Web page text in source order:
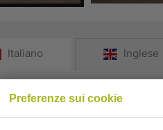
Preferenze sui cookie
Italiano Inglese
con piega 325 x 42,5 cm